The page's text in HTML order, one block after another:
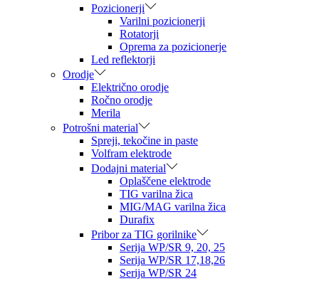
Pozicionerji
Varilni pozicionerji
Rotatorji
Oprema za pozicionerje
Led reflektorji
Orodje
Električno orodje
Ročno orodje
Merila
Potrošni material
Spreji, tekočine in paste
Volfram elektrode
Dodajni material
Oplaščene elektrode
TIG varilna žica
MIG/MAG varilna žica
Durafix
Pribor za TIG gorilnike
Serija WP/SR 9, 20, 25
Serija WP/SR 17,18,26
Serija WP/SR 24